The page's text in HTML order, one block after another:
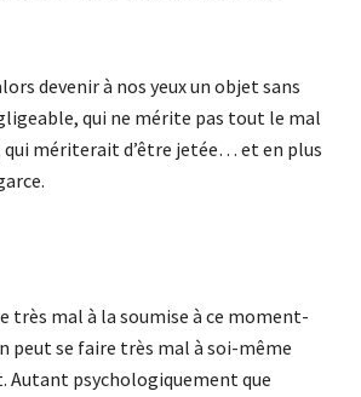
devenir à nos yeux un objet sans
qui ne mérite pas tout le mal
qui mériterait d’être jetée… et en plus
très mal à la soumise à ce moment-
peut se faire très mal à soi-même
Autant psychologiquement que